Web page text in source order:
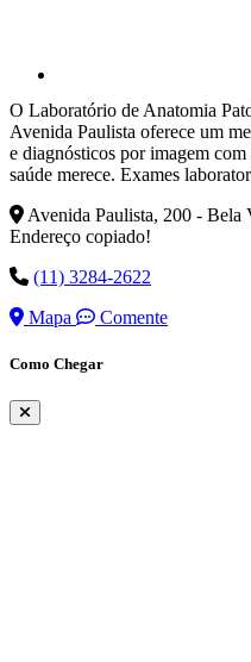
O Laboratório de Anatomia
Avenida Paulista oferece um
e diagnósticos por imagem
saúde merece. Exames
Avenida Paulista, 200 - Bela
Endereço copiado!
(11) 3284-2622
Mapa
Comente
Como Chegar